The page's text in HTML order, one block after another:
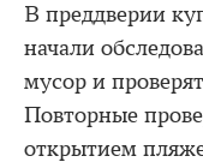
В преддверии
начали
мусор и
Повторные
открытием